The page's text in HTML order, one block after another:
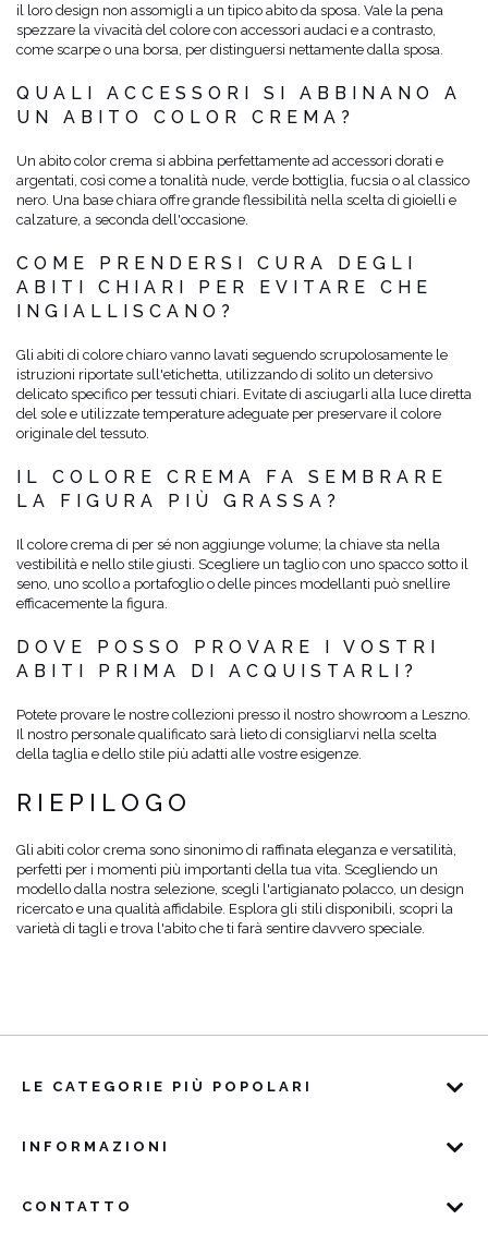
il loro design non assomigli a un tipico abito da sposa. Vale la pena
spezzare la vivacità del colore con accessori audaci e a contrasto,
come scarpe o una borsa, per distinguersi nettamente dalla sposa.
QUALI ACCESSORI SI ABBINANO A
UN ABITO COLOR CREMA?
Un abito color crema si abbina perfettamente ad accessori dorati e
argentati, così come a tonalità nude, verde bottiglia, fucsia o al classico
nero. Una base chiara offre grande flessibilità nella scelta di gioielli e
calzature, a seconda dell'occasione.
COME PRENDERSI CURA DEGLI
ABITI CHIARI PER EVITARE CHE
INGIALLISCANO?
Gli abiti di colore chiaro vanno lavati seguendo scrupolosamente le
istruzioni riportate sull'etichetta, utilizzando di solito un detersivo
delicato specifico per tessuti chiari. Evitate di asciugarli alla luce diretta
del sole e utilizzate temperature adeguate per preservare il colore
originale del tessuto.
IL COLORE CREMA FA SEMBRARE
LA FIGURA PIÙ GRASSA?
Il colore crema di per sé non aggiunge volume; la chiave sta nella
vestibilità e nello stile giusti. Scegliere un taglio con uno spacco sotto il
seno, uno scollo a portafoglio o delle pinces modellanti può snellire
efficacemente la figura.
DOVE POSSO PROVARE I VOSTRI
ABITI PRIMA DI ACQUISTARLI?
Potete provare le nostre collezioni presso il nostro showroom a Leszno.
Il nostro personale qualificato sarà lieto di consigliarvi nella scelta
della taglia e dello stile più adatti alle vostre esigenze.
RIEPILOGO
Gli abiti color crema sono sinonimo di raffinata eleganza e versatilità,
perfetti per i momenti più importanti della tua vita. Scegliendo un
modello dalla nostra selezione, scegli l'artigianato polacco, un design
ricercato e una qualità affidabile. Esplora gli stili disponibili, scopri la
varietà di tagli e trova l'abito che ti farà sentire davvero speciale.
LE CATEGORIE PIÙ POPOLARI
INFORMAZIONI
CONTATTO